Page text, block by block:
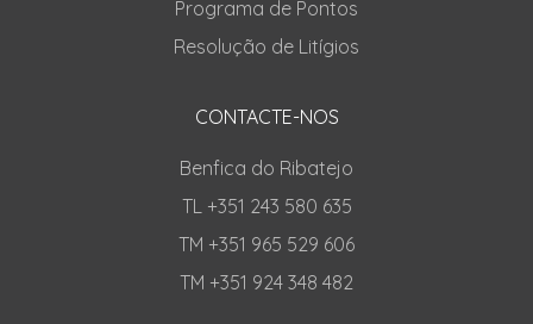
Programa de Pontos
Resolução de Litígios
CONTACTE-NOS
Benfica do Ribatejo
TL +351 243 580 635
TM +351 965 529 606
TM +351 924 348 482